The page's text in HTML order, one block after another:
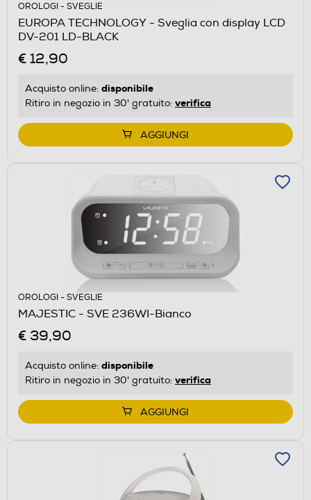
OROLOGI - SVEGLIE
EUROPA TECHNOLOGY - Sveglia con display LCD
DV-201 LD-BLACK
€ 12,90
Acquisto online: disponibile
Ritiro in negozio in 30' gratuito: verifica
AGGIUNGI
OROLOGI - SVEGLIE
MAJESTIC - SVE 236WI-Bianco
€ 39,90
Acquisto online: disponibile
Ritiro in negozio in 30' gratuito: verifica
AGGIUNGI